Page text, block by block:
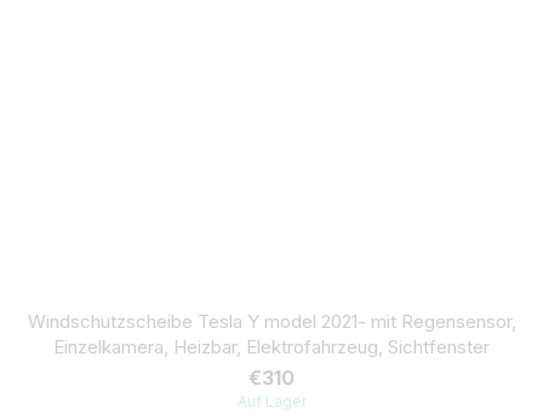
Windschutzscheibe Tesla Y model 2021- mit Regensensor,
Einzelkamera, Heizbar, Elektrofahrzeug, Sichtfenster
€310
Auf Lager